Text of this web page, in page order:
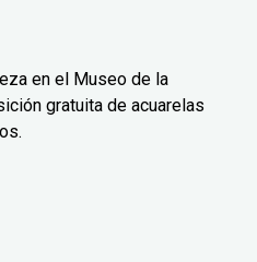
en el Museo de la
gratuita de acuarelas